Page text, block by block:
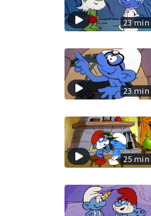
23 min
23 min
25 min